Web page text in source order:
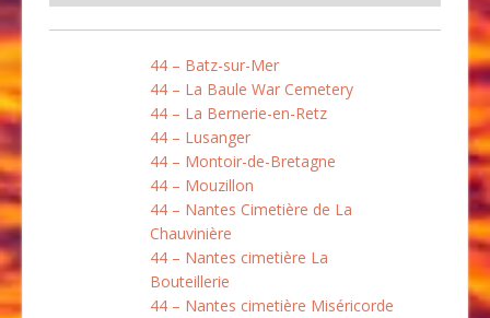
44 – Batz-sur-Mer
44 – La Baule War Cemetery
44 – La Bernerie-en-Retz
44 – Lusanger
44 – Montoir-de-Bretagne
44 – Mouzillon
44 – Nantes Cimetière de La
Chauvinière
44 – Nantes cimetière La
Bouteillerie
44 – Nantes cimetière Miséricorde